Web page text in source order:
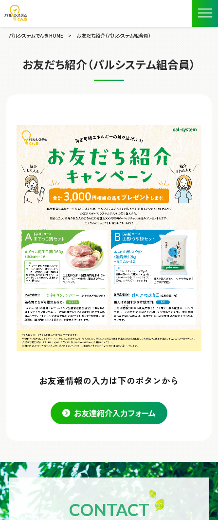
パルシステムでんき HOME > お友だち紹介（パルシステム組合員）
お友だち紹介（パルシステム組合員）
お友達情報の入力は下のボタンから
お友達紹介入力フォーム
CONTACT